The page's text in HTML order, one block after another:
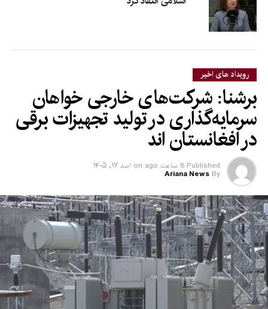
رویداد های اخیر
برشنا: شرکت‌های خارجی خواهان
سرمایه‌گذاری در تولید تجهیزات برقی
در افغانستان‌ اند
Published 8 ساعت ago on اسد ۱۷, ۱۴۰۵
By
Ariana News